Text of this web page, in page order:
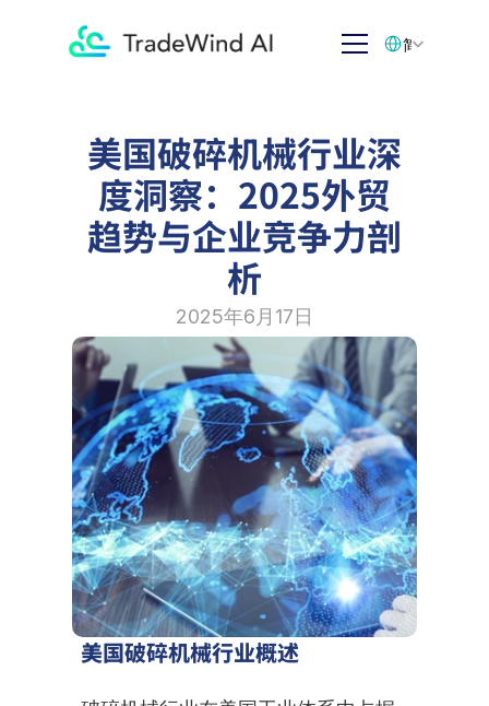
美国破碎机械行业深
度洞察：2025外贸
趋势与企业竞争力剖
析
2025年6月17日
美国破碎机械行业概述
简体中文